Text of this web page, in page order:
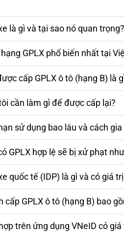
là gì và tại sao nó quan trọng?
GPLX phổ biến nhất tại
cấp GPLX ô tô (hạng B) là
cần làm gì để được cấp lại?
sử dụng bao lâu và cách
GPLX hợp lệ sẽ bị xử phạt
quốc tế (IDP) là gì và có giá
cấp GPLX ô tô (hạng B) bao
trên ứng dụng VNeID có